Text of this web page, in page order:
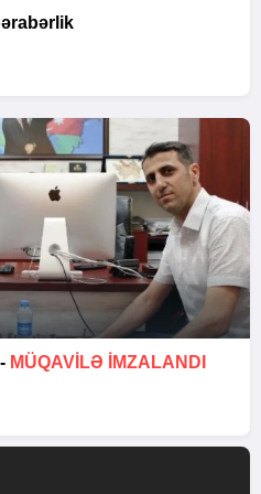
MÜQAVİLƏ İMZALANDI